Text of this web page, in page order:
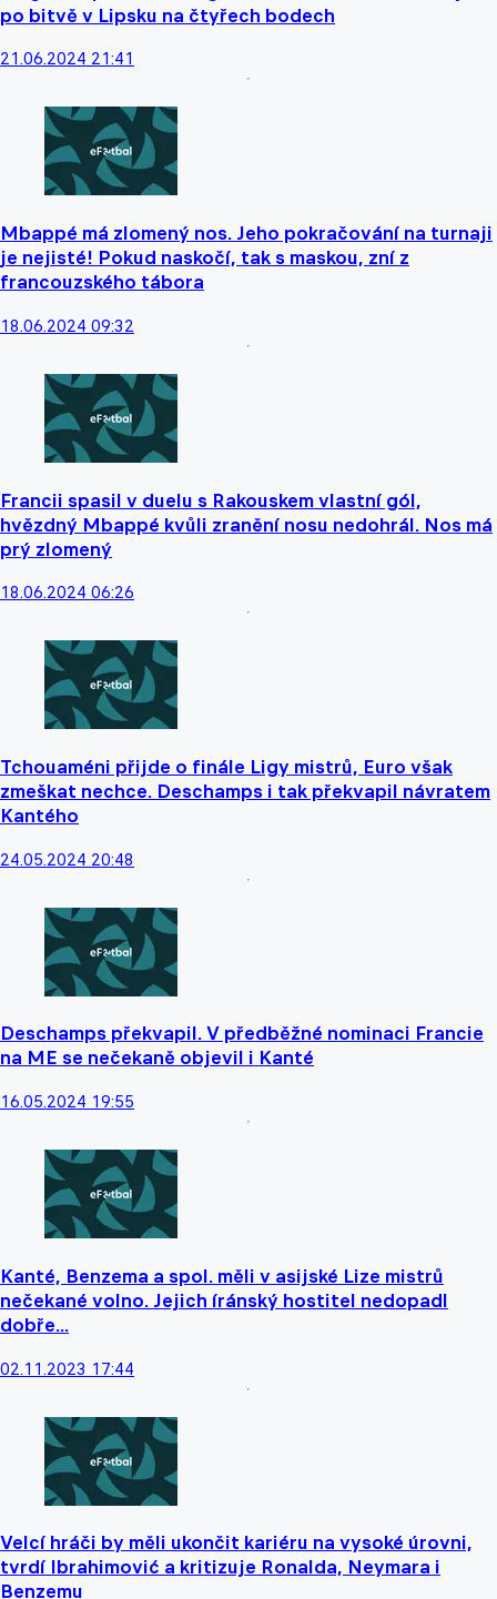
po bitvě v Lipsku na čtyřech bodech
21.06.2024 21:41
Mbappé má zlomený nos. Jeho pokračování na turnaji
je nejisté! Pokud naskočí, tak s maskou, zní z
francouzského tábora
18.06.2024 09:32
Francii spasil v duelu s Rakouskem vlastní gól,
hvězdný Mbappé kvůli zranění nosu nedohrál. Nos má
prý zlomený
18.06.2024 06:26
Tchouaméni přijde o finále Ligy mistrů, Euro však
zmeškat nechce. Deschamps i tak překvapil návratem
Kantého
24.05.2024 20:48
Deschamps překvapil. V předběžné nominaci Francie
na ME se nečekaně objevil i Kanté
16.05.2024 19:55
Kanté, Benzema a spol. měli v asijské Lize mistrů
nečekané volno. Jejich íránský hostitel nedopadl
dobře...
02.11.2023 17:44
Velcí hráči by měli ukončit kariéru na vysoké úrovni,
tvrdí Ibrahimović a kritizuje Ronalda, Neymara i
Benzemu